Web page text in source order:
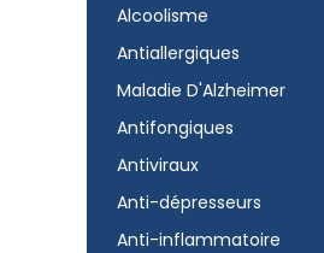
Alcoolisme
Antiallergiques
Maladie D'Alzheimer
Antifongiques
Antiviraux
Anti-dépresseurs
Anti-inflammatoire